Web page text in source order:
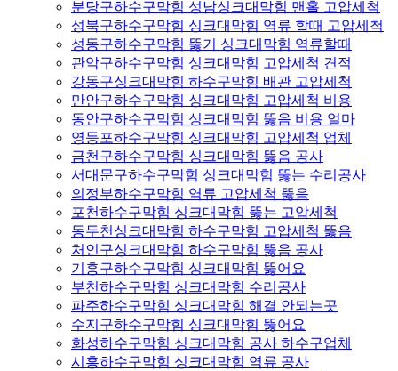
분당구하수구막힘 성남싱크대막힘 맨홀 고압세척
성북구하수구막힘 싱크대막힘 역류 할때 고압세척
성동구하수구막힘 뚫기 싱크대막힘 역류할때
관악구하수구막힘 싱크대막힘 고압세척 견적
강동구싱크대막힘 하수구막힘 배관 고압세척
만안구하수구막힘 싱크대막힘 고압세척 비용
동안구하수구막힘 싱크대막힘 뚫음 비용 얼마
영등포하수구막힘 싱크대막힘 고압세척 업체
금천구하수구막힘 싱크대막힘 뚫음 공사
서대문구하수구막힘 싱크대막힘 뚫는 수리공사
의정부하수구막힘 역류 고압세척 뚫음
포천하수구막힘 싱크대막힘 뚫는 고압세척
동두천싱크대막힘 하수구막힘 고압세척 뚫음
처인구싱크대막힘 하수구막힘 뚫음 공사
기흥구하수구막힘 싱크대막힘 뚫어요
부천하수구막힘 싱크대막힘 수리공사
파주하수구막힘 싱크대막힘 해결 안되는곳
수지구하수구막힘 싱크대막힘 뚫어요
화성하수구막힘 싱크대막힘 공사 하수구업체
시흥하수구막힘 싱크대막힘 역류 공사